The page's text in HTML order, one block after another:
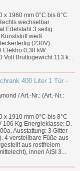
x 1960 mm 0°C bis 8°C
wechselbar
Edelstahl 3 seitig
weiß
(230V)
Elektro 0,38 kW
Volt Bruttogewicht 113 k...
400 Liter 1 Tür -
/ Art.-Nr.: (Art.-Nr.:
x 1910 mm 0°C bis 8°C
106 Kg Energieklasse: D.
Ausstattung: 3 Gitter
4 verstellbare Füße aus
aus rostfreiem
innen AISI 3...